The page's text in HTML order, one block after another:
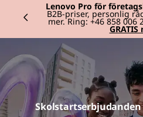
v
o
S
Lenovo Pro för
B2B-priser, personlig
mer. Ring: +46 858 006
GRATIS
Skolstartserbjudanden